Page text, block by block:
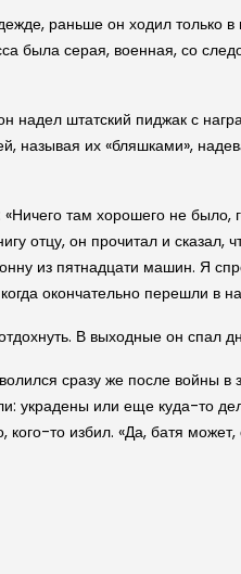
раньше он ходил только
была серая, военная, со
надел штатский пиджак с
называя их «бляшками»,
там хорошего не было,
отцу, он прочитал и сказал,
из пятнадцати машин. Я
окончательно перешли в
В выходные он спал
сразу же после войны в
украдены или еще куда-то
то избил. «Да, батя